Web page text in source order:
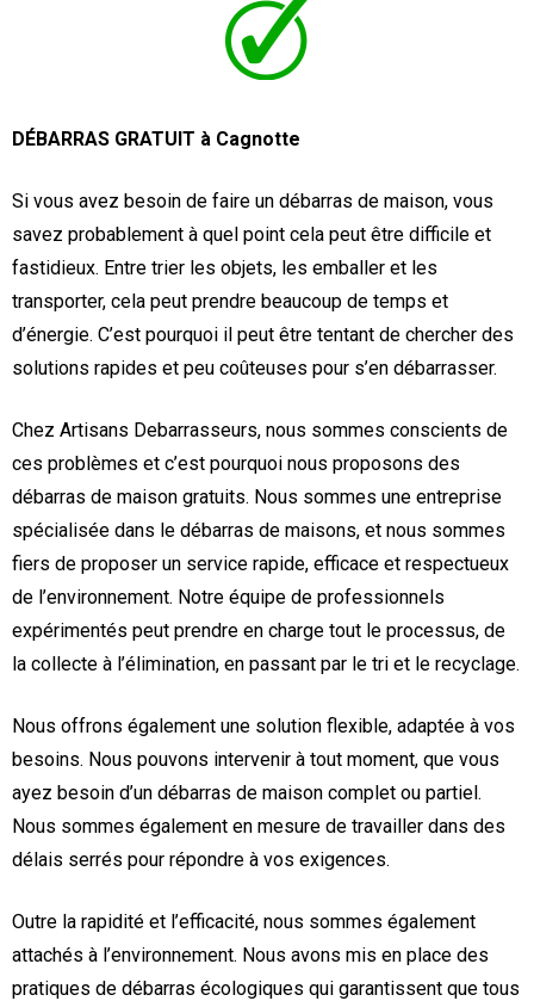
DÉBARRAS GRATUIT à Cagnotte
Si vous avez besoin de faire un débarras de maison, vous
savez probablement à quel point cela peut être difficile et
fastidieux. Entre trier les objets, les emballer et les
transporter, cela peut prendre beaucoup de temps et
d’énergie. C’est pourquoi il peut être tentant de chercher des
solutions rapides et peu coûteuses pour s’en débarrasser.
Chez Artisans Debarrasseurs, nous sommes conscients de
ces problèmes et c’est pourquoi nous proposons des
débarras de maison gratuits. Nous sommes une entreprise
spécialisée dans le débarras de maisons, et nous sommes
fiers de proposer un service rapide, efficace et respectueux
de l’environnement. Notre équipe de professionnels
expérimentés peut prendre en charge tout le processus, de
la collecte à l’élimination, en passant par le tri et le recyclage.
Nous offrons également une solution flexible, adaptée à vos
besoins. Nous pouvons intervenir à tout moment, que vous
ayez besoin d’un débarras de maison complet ou partiel.
Nous sommes également en mesure de travailler dans des
délais serrés pour répondre à vos exigences.
Outre la rapidité et l’efficacité, nous sommes également
attachés à l’environnement. Nous avons mis en place des
pratiques de débarras écologiques qui garantissent que tous